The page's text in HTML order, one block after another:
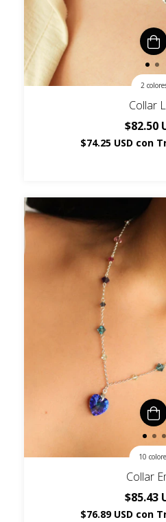
2
Collar
$82.50
$74.25 USD con
10
Collar
$85.43
$76.89 USD con